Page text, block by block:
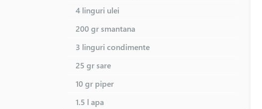
4 linguri ulei
200 grsmantana
3 linguri condimente
25 grsare
10 gr piper
1.5 l apa